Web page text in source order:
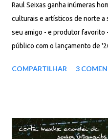
Raul Seixas ganha inúmeras
culturais e artísticos de norte a
seu amigo - e produtor
público com o lançamento de
Morning Train (Trem das
Fuce, Force 05. Blue Moon o
COMPARTILHAR 3